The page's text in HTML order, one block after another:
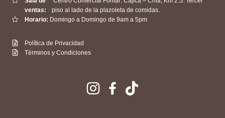
ventas:
piso al lado de la plazoleta de comidas.
Horario: Domingo a Domingo de 9am a 5pm
Política de Privacidad
Términos y Condiciones